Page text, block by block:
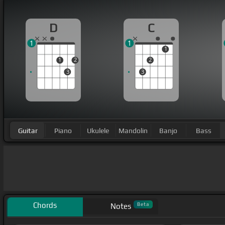
D
1
3
2
1
C
3
2
1
1
Guitar Piano Ukulele Mandolin Banjo Bass
Chords Notes Beta